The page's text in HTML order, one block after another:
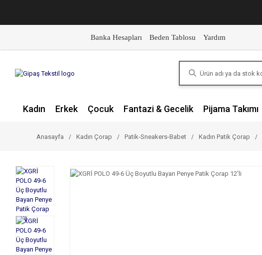
Banka Hesapları Beden Tablosu Yardım
Kadın Erkek Çocuk Fantazi & Gecelik Pijama Takımı
Anasayfa Kadın Çorap Patik-Sneakers-Babet Kadın Patik Çorap